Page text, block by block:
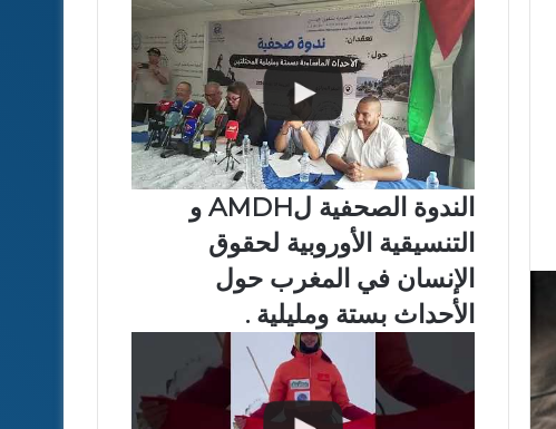
الندوة الصحفية لAMDH و
التنسيقية الأوروبية لحقوق
الإنسان في المغرب حول
الأحداث بستة ومليلية .